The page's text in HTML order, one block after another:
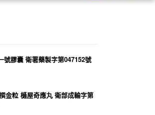
號膠囊 衛署藥製字第047152號
金粒 樋屋奇應丸 衛部成輸字第